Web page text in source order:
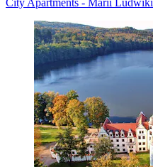
City Apartments - Marii Ludwiki